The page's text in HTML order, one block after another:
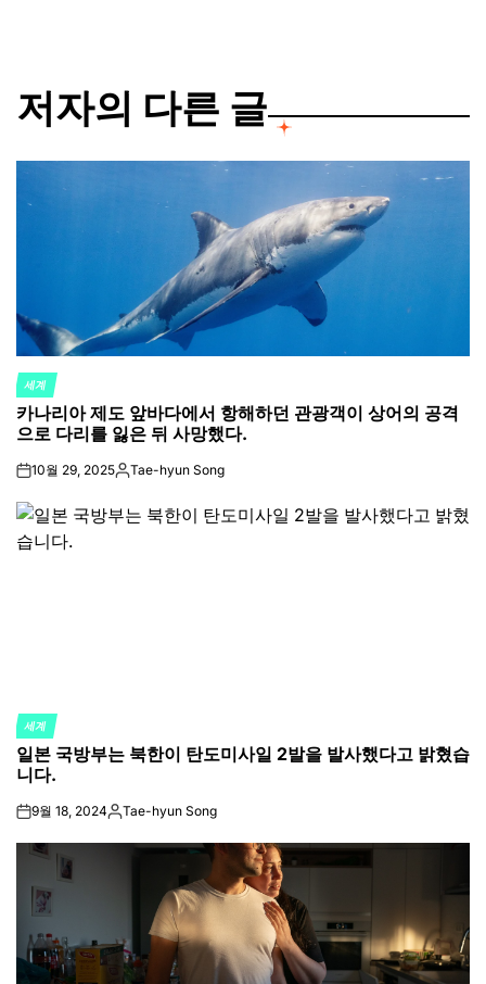
저자의 다른 글
POSTED
IN
세계
카나리아 제도 앞바다에서 항해하던 관광객이 상어의 공격
으로 다리를 잃은 뒤 사망했다.
on10월 29, 2025Posted
Tae-hyun Song
POSTED
IN
세계
일본 국방부는 북한이 탄도미사일 2발을 발사했다고 밝혔습
니다.
on9월 18, 2024Posted
Tae-hyun Song